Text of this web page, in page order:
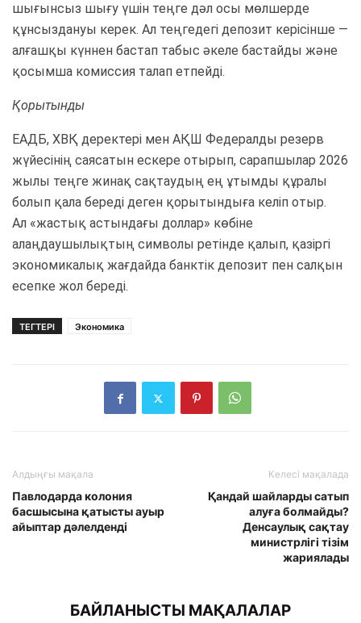
шығынсыз шығу үшін теңге дәл осы мөлшерде
құнсыздануы керек. Ал теңгедегі депозит керісінше —
алғашқы күннен бастап табыс әкеле бастайды және
қосымша комиссия талап етпейді.
Қорытынды
ЕАДБ, ХВҚ деректері мен АҚШ Федералды резерв
жүйесінің саясатын ескере отырып, сарапшылар 2026
жылы теңге жинақ сақтаудың ең ұтымды құралы
болып қала береді деген қорытындыға келіп отыр.
Ал «жастық астындағы доллар» көбіне
алаңдаушылықтың символы ретінде қалып, қазіргі
экономикалық жағдайда банктік депозит пен салқын
есепке жол береді.
ТЕГТЕРІ Экономика
Алдыңғы мақала
Павлодарда колония
басшысына қатысты ауыр
айыптар дәлелденді
Келесі мақалада
Қандай шайларды сатып
алуға болмайды?
Денсаулық сақтау
министрлігі тізім
жариялады
БАЙЛАНЫСТЫ МАҚАЛАЛАР